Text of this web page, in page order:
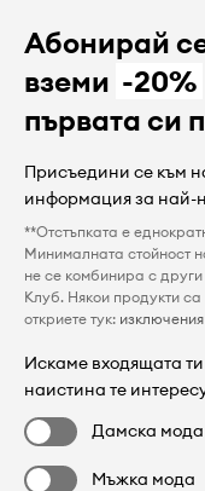
Абонирай
вземи -20%
първата си
Присъедини се към
информация за най-
**Отстъпката е
Минималната стойност
не се комбинира с
Клуб. Някои продукти
откриете тук:
Искаме входящата
наистина те
Дамска мода
Мъжка мода